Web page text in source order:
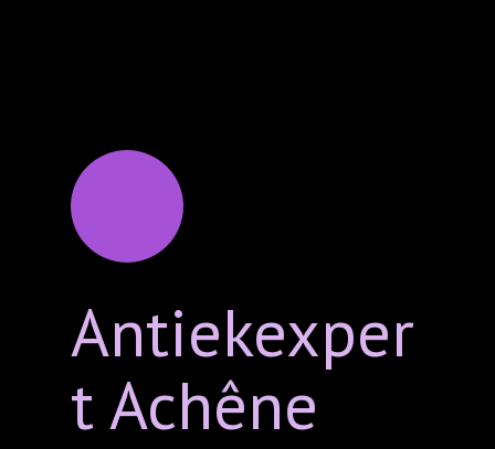
Antiekexper
t Achêne